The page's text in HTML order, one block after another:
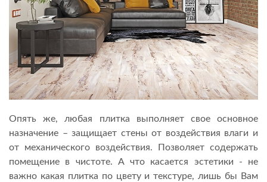
Опять же, любая плитка выполняет свое основное
назначение – защищает стены от воздействия влаги и
от механического воздействия. Позволяет содержать
помещение в чистоте. А что касается эстетики - не
важно какая плитка по цвету и текстуре, лишь бы Вам